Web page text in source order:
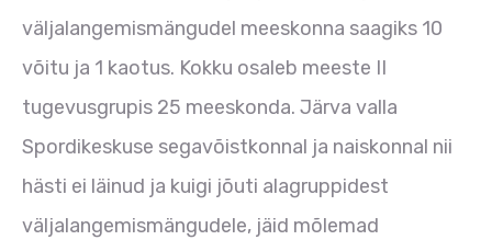
väljalangemismängudel meeskonna saagiks 10
võitu ja 1 kaotus. Kokku osaleb meeste II
tugevusgrupis 25 meeskonda. Järva valla
Spordikeskuse segavõistkonnal ja naiskonnal nii
hästi ei läinud ja kuigi jõuti alagruppidest
väljalangemismängudele, jäid mõlemad